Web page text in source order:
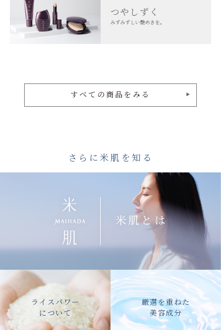
つやしずく
みずみずしい艶めきを。
すべての商品をみる
さらに米肌を知る
米肌とは
ライスパワー
について
厳選を重ねた
美容成分